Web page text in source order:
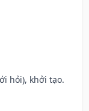
hỏi), khởi tạo.